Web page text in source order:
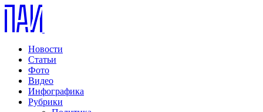
Новости
Статьи
Фото
Видео
Инфографика
Рубрики